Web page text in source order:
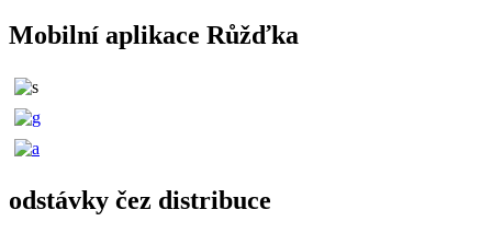
Mobilní aplikace Růžďka
odstávky čez distribuce